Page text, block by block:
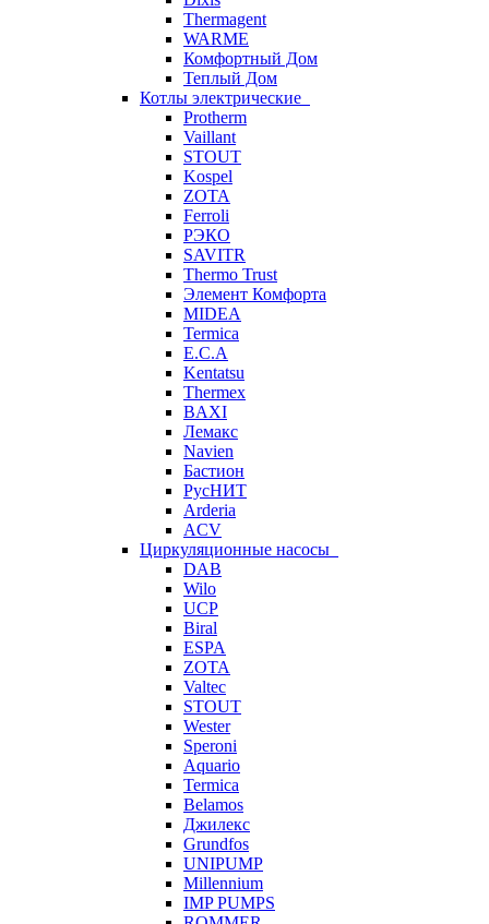
Thermagent
WARME
Комфортный Дом
Теплый Дом
Котлы электрические
Protherm
Vaillant
STOUT
Kospel
ZOTA
Ferroli
РЭКО
SAVITR
Thermo Trust
Элемент Комфорта
MIDEA
Termica
E.C.A
Kentatsu
Thermex
BAXI
Лемакс
Navien
Бастион
РусНИТ
Arderia
ACV
Циркуляционные насосы
DAB
Wilo
UCP
Biral
ESPA
ZOTA
Valtec
STOUT
Wester
Speroni
Aquario
Termica
Belamos
Джилекс
Grundfos
UNIPUMP
Millennium
IMP PUMPS